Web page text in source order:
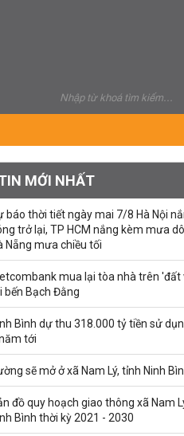
MỚI NHẤT
báo thời tiết ngày mai 7/8 Hà Nội
trở lại, TP HCM nắng kèm mưa
Nẵng mưa chiều tối
mua lại tòa nhà trên 'đất
bến Bạch Đằng
Bình dự thu 318.000 tỷ tiền sử
tới
sẽ mở ở xã Nam Lý, tỉnh Ninh
đồ quy hoạch giao thông xã Nam
Bình thời kỳ 2021 - 2030